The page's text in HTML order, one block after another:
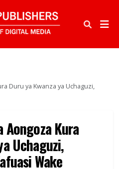
Duru ya Kwanza ya Uchaguzi,
Aongoza Kura
Uchaguzi,
Wake